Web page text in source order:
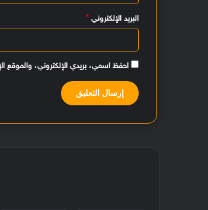
البريد الإلكتروني*
احفظ اسمي، بريدي الإلكتروني، والموقع